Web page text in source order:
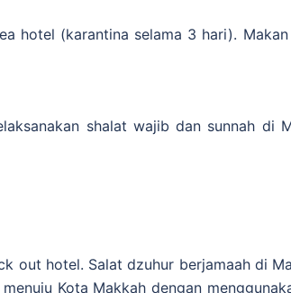
hotel (karantina selama 3 hari).
shalat wajib dan sunnah di
out hotel. Salat dzuhur berjamaah di
Kota Makkah dengan